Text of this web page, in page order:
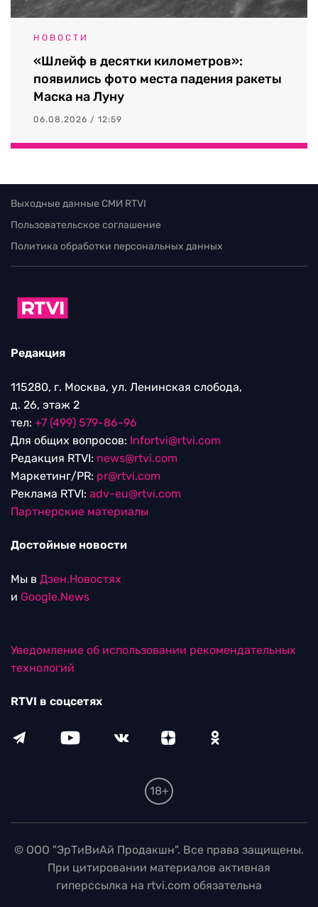
НОВОСТИ
«Шлейф в десятки километров»:
появились фото места падения ракеты
Маска на Луну
06.08.2026 / 12:59
Выходные данные СМИ RTVI
Пользовательское соглашение
Политика обработки персональных данных
Редакция
115280, г. Москва, ул. Ленинская слобода,
д. 26, этаж 2
тел: +7 (499) 579-86-96
Для общих вопросов: Infortvi@rtvi.com
Редакция RTVI: news@rtvi.com
Маркетинг/PR: pr@rtvi.com
Реклама RTVI: adv-eu@rtvi.com
Партнерские материалы
Достойные новости
Мы в Дзен.Новостях
и Google.News
Уведомление об использовании рекомендательных
технологий
RTVI в соцсетях
18+
© ООО "ЭрТиВиАй Продакшн". Все права защищены.
При цитировании материалов активная
гиперссылка на rtvi.com обязательна